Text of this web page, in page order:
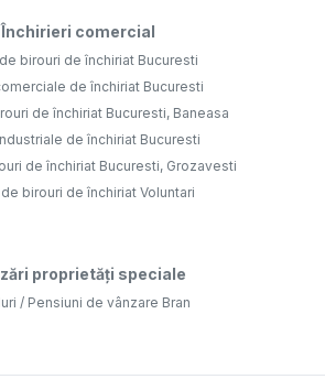
Închirieri comercial
birouri de închiriat Bucuresti
de închiriat Bucuresti
de închiriat Bucuresti, Baneasa
de închiriat Bucuresti
de închiriat Bucuresti, Grozavesti
birouri de închiriat Voluntari
proprietăți speciale
/ Pensiuni de vânzare Bran